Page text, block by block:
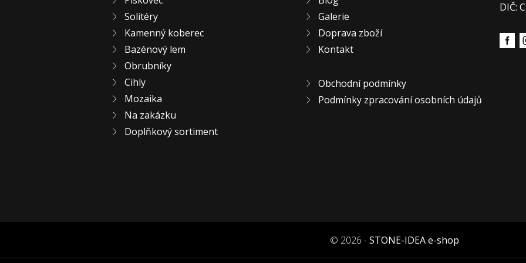
Solitéry
Kamenný koberec
Bazénový lem
Obrubníky
Cihly
Mozaika
Na zakázku
Doplňkový sortiment
Galerie
Doprava zboží
Kontakt
Obchodní podmínky
Podmínky zpracování osobních údajů
DIČ:
© 2026 -STONE-IDEA e-shop